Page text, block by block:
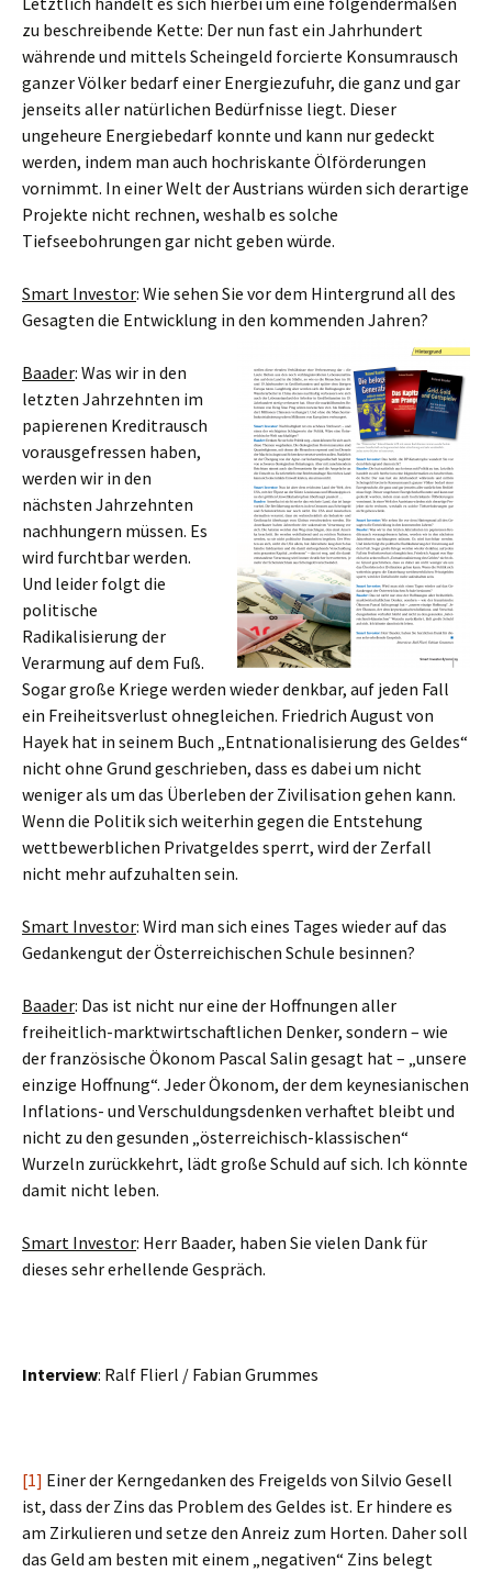
zu beschreibende Kette: Der nun fast ein Jahrhundert
währende und mittels Scheingeld forcierte Konsumrausch
ganzer Völker bedarf einer Energiezufuhr, die ganz und gar
jenseits aller natürlichen Bedürfnisse liegt. Dieser
ungeheure Energiebedarf konnte und kann nur gedeckt
werden, indem man auch hochriskante Ölförderungen
vornimmt. In einer Welt der Austrians würden sich derartige
Projekte nicht rechnen, weshalb es solche
Tiefseebohrungen gar nicht geben würde.
Smart Investor: Wie sehen Sie vor dem Hintergrund all des
Gesagten die Entwicklung in den kommenden Jahren?
Baader: Was wir in den
letzten Jahrzehnten im
papierenen Kreditrausch
vorausgefressen haben,
werden wir in den
nächsten Jahrzehnten
nachhungern müssen. Es
wird furchtbar werden.
Und leider folgt die
politische
Radikalisierung der
Verarmung auf dem Fuß.
Sogar große Kriege werden wieder denkbar, auf jeden Fall
ein Freiheitsverlust ohnegleichen. Friedrich August von
Hayek hat in seinem Buch „Entnationalisierung des Geldes“
nicht ohne Grund geschrieben, dass es dabei um nicht
weniger als um das Überleben der Zivilisation gehen kann.
Wenn die Politik sich weiterhin gegen die Entstehung
wettbewerblichen Privatgeldes sperrt, wird der Zerfall
nicht mehr aufzuhalten sein.
Smart Investor: Wird man sich eines Tages wieder auf das
Gedankengut der Österreichischen Schule besinnen?
Baader: Das ist nicht nur eine der Hoffnungen aller
freiheitlich-marktwirtschaftlichen Denker, sondern – wie
der französische Ökonom Pascal Salin gesagt hat – „unsere
einzige Hoffnung“. Jeder Ökonom, der dem keynesianischen
Inflations- und Verschuldungsdenken verhaftet bleibt und
nicht zu den gesunden „österreichisch-klassischen“
Wurzeln zurückkehrt, lädt große Schuld auf sich. Ich könnte
damit nicht leben.
Smart Investor: Herr Baader, haben Sie vielen Dank für
dieses sehr erhellende Gespräch.
Interview: Ralf Flierl / Fabian Grummes
[1] Einer der Kerngedanken des Freigelds von Silvio Gesell
ist, dass der Zins das Problem des Geldes ist. Er hindere es
am Zirkulieren und setze den Anreiz zum Horten. Daher soll
das Geld am besten mit einem „negativen“ Zins belegt